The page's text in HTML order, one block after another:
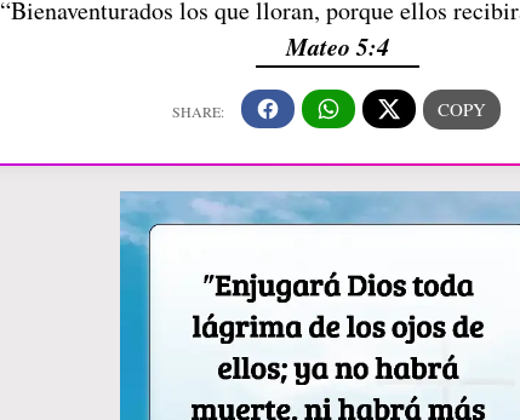
“Bienaventurados los que lloran, porque ellos
Mateo 5:4